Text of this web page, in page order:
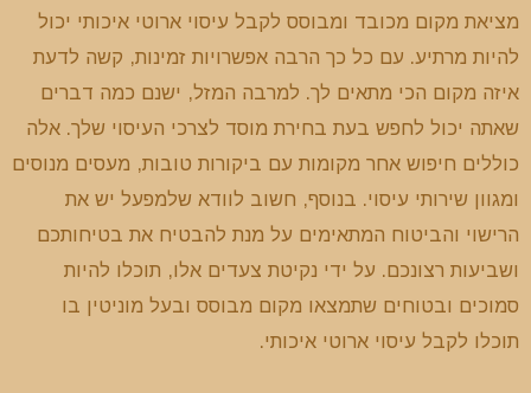
מציאת מקום מכובד ומבוסס לקבל עיסוי ארוטי איכותי יכול
להיות מרתיע. עם כל כך הרבה אפשרויות זמינות, קשה לדעת
איזה מקום הכי מתאים לך. למרבה המזל, ישנם כמה דברים
שאתה יכול לחפש בעת בחירת מוסד לצרכי העיסוי שלך. אלה
כוללים חיפוש אחר מקומות עם ביקורות טובות, מעסים מנוסים
ומגוון שירותי עיסוי. בנוסף, חשוב לוודא שלמפעל יש את
הרישוי והביטוח המתאימים על מנת להבטיח את בטיחותכם
ושביעות רצונכם. על ידי נקיטת צעדים אלו, תוכלו להיות
סמוכים ובטוחים שתמצאו מקום מבוסס ובעל מוניטין בו
תוכלו לקבל עיסוי ארוטי איכותי.